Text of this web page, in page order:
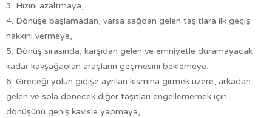
3. Hızını azaltmaya,
4. Dönüşe başlamadan, varsa sağdan gelen taşıtlara ilk geçiş
hakkını vermeye,
5. Dönüş sırasında, karşıdan gelen ve emniyetle duramayacak
kadar kavşağaolan araçların geçmesini beklemeye,
6. Gireceği yolun gidişe ayrılan kısmına girmek üzere, arkadan
gelen ve sola dönecek diğer taşıtları engellememek için
dönüşünü geniş kavisle yapmaya,